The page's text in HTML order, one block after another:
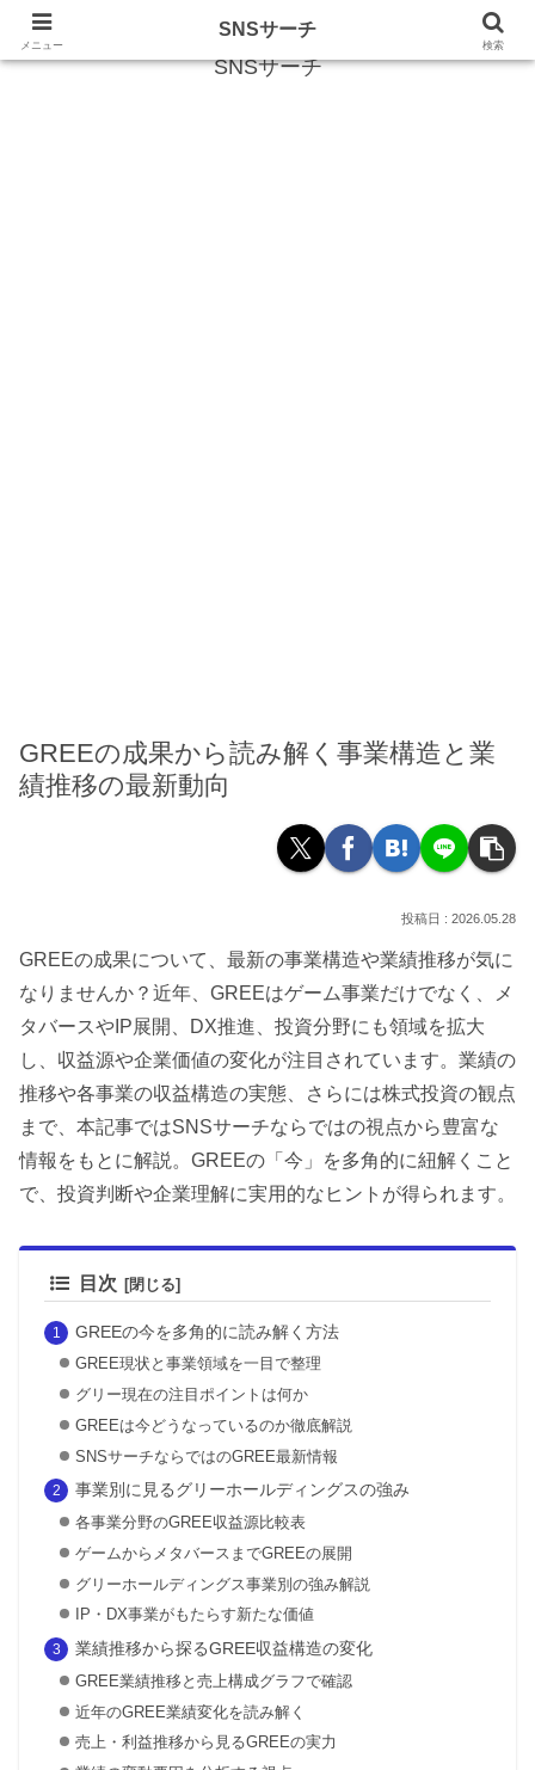
SNSサーチ
GREEの成果から読み解く事業構造と業
績推移の最新動向
2026.05.28
GREEの成果について、最新の事業構造や業績推移が気に
なりませんか？近年、GREEはゲーム事業だけでなく、メ
タバースやIP展開、DX推進、投資分野にも領域を拡大
し、収益源や企業価値の変化が注目されています。業績の
推移や各事業の収益構造の実態、さらには株式投資の観点
まで、本記事ではSNSサーチならではの視点から豊富な
情報をもとに解説。GREEの「今」を多角的に紐解くこと
で、投資判断や企業理解に実用的なヒントが得られます。
目次
GREEの今を多角的に読み解く方法
GREE現状と事業領域を一目で整理
グリー現在の注目ポイントは何か
GREEは今どうなっているのか徹底解説
SNSサーチならではのGREE最新情報
事業別に見るグリーホールディングスの強み
各事業分野のGREE収益源比較表
ゲームからメタバースまでGREEの展開
グリーホールディングス事業別の強み解説
IP・DX事業がもたらす新たな価値
業績推移から探るGREE収益構造の変化
GREE業績推移と売上構成グラフで確認
近年のGREE業績変化を読み解く
売上・利益推移から見るGREEの実力
メニュー
SNSサーチ
検索